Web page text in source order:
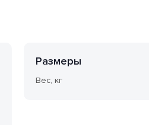
Размеры
Вес, кг